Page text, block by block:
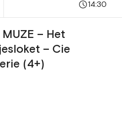
14:30
MUZE – Het
– Cie
(4+)